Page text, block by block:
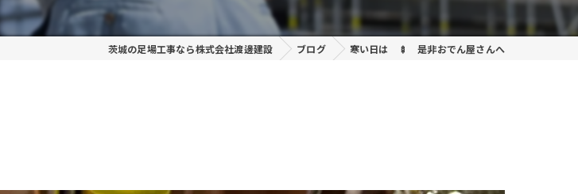
外装塗装
茨城の足場工事なら株式会社渡邊建設 ブログ 寒い日は 🍢 是非おでん屋さんへ